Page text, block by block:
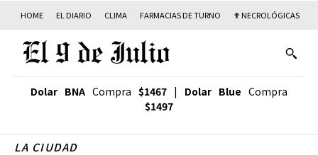
HOME EL DIARIO CLIMA FARMACIAS DE TURNO ✟ NECROLÓGICAS
Dolar BNA Compra $1467 | Dolar Blue Compra
$1497
LA CIUDAD